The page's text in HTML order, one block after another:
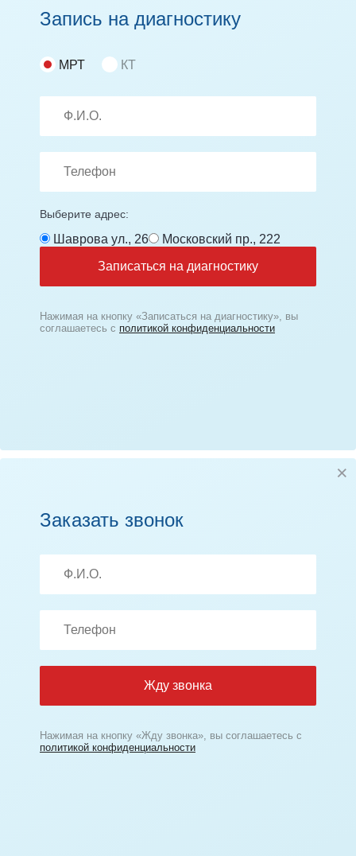
Запись на диагностику
МРТ КТ
Выберите адрес:
Шаврова ул., 26
Московский пр., 222
Записаться на диагностику
Нажимая на кнопку «Записаться на диагностику», вы
соглашаетесь с политикой конфиденциальности
Заказать звонок
Жду звонка
Нажимая на кнопку «Жду звонка», вы соглашаетесь с
политикой конфиденциальности